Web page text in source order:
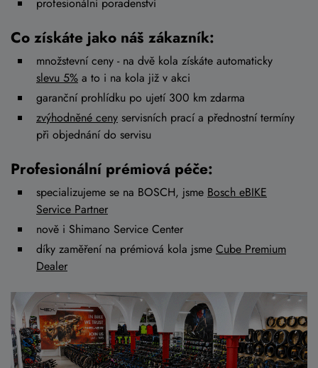
Co získáte jako náš zákazník:
množstevní ceny - na dvě kola získáte automaticky
slevu 5% a to i na kola již v akci
garanční prohlídku po ujetí 300 km zdarma
zvýhodněné ceny servisních prací a přednostní termíny
při objednání do servisu
Profesionální prémiová péče:
specializujeme se na BOSCH, jsme Bosch eBIKE
Service Partner
nově i Shimano Service Center
díky zaměření na prémiová kola jsme Cube Premium
Dealer